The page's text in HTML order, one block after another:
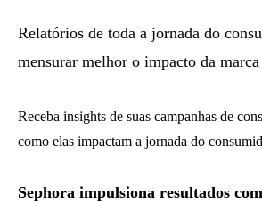
Relatórios de toda a jornada do
mensurar melhor o impacto da marca
Receba insights de suas campanhas de
como elas impactam a jornada do
Sephora impulsiona resultados